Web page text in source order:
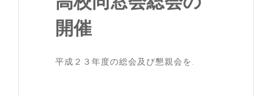
開催
平成２３年度の総会及び懇親会を.